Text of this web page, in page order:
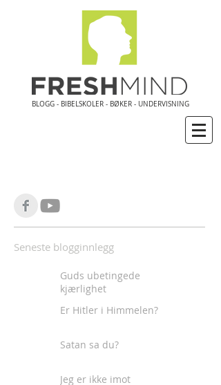
BLOGG - BIBELSKOLER - BØKER - UNDERVISNING
Seneste blogginnlegg
Guds ubetingede
kjærlighet
Er Hitler i Himmelen?
Satan sa du?
Jeg er ikke imot